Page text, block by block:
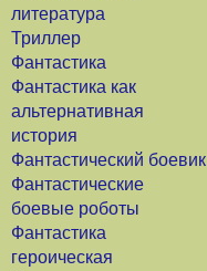
литература
Триллер
Фантастика
Фантастика как
альтернативная
история
Фантастический боевик
Фантастические
боевые роботы
Фантастика
героическая